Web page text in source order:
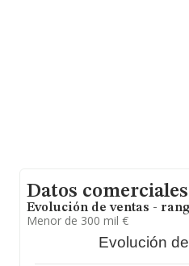
Datos comerciales
Evolución de ventas -
Menor de 300 mil €
Evolución